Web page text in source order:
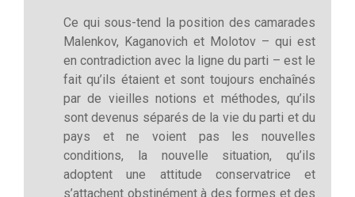
Ce qui sous-tend la position des camarades
Malenkov, Kaganovich et Molotov – qui est
en contradiction avec la ligne du parti – est le
fait qu’ils étaient et sont toujours enchaînés
par de vieilles notions et méthodes, qu’ils
sont devenus séparés de la vie du parti et du
pays et ne voient pas les nouvelles
conditions, la nouvelle situation, qu’ils
adoptent une attitude conservatrice et
s’attachent obstinément à des formes et des